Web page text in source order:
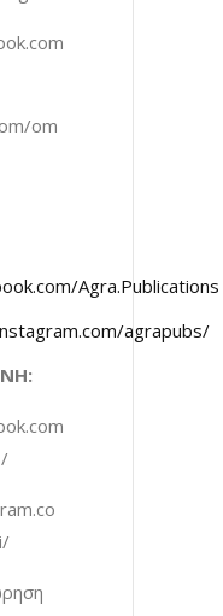
om
Agra.Publications
agrapubs/